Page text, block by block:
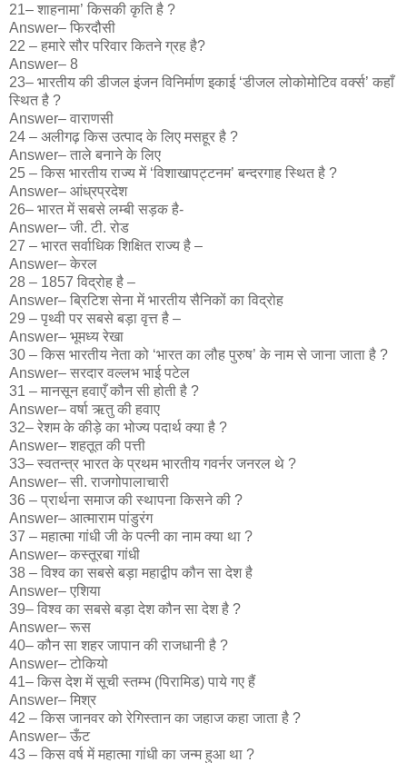
21– शाहनामा’ किसकी कृति है ?
Answer– फिरदौसी
22 – हमारे सौर परिवार कितने ग्रह है?
Answer– 8
23– भारतीय की डीजल इंजन विनिर्माण इकाई ‘डीजल लोकोमोटिव वर्क्स’ कहाँ
स्थित है ?
Answer– वाराणसी
24 – अलीगढ़ किस उत्पाद के लिए मसहूर है ?
Answer– ताले बनाने के लिए
25 – किस भारतीय राज्य में ‘विशाखापट्टनम’ बन्दरगाह स्थित है ?
Answer– आंध्रप्रदेश
26– भारत में सबसे लम्बी सड़क है-
Answer– जी. टी. रोड
27 – भारत सर्वाधिक शिक्षित राज्य है –
Answer– केरल
28 – 1857 विद्रोह है –
Answer– ब्रिटिश सेना में भारतीय सैनिकों का विद्रोह
29 – पृथ्वी पर सबसे बड़ा वृत्त है –
Answer– भूमध्य रेखा
30 – किस भारतीय नेता को ‘भारत का लौह पुरुष’ के नाम से जाना जाता है ?
Answer– सरदार वल्लभ भाई पटेल
31 – मानसून हवाएँ कौन सी होती है ?
Answer– वर्षा ऋतु की हवाए
32– रेशम के कीड़े का भोज्य पदार्थ क्या है ?
Answer– शहतूत की पत्ती
33– स्वतन्त्र भारत के प्रथम भारतीय गवर्नर जनरल थे ?
Answer– सी. राजगोपालाचारी
36 – प्रार्थना समाज की स्थापना किसने की ?
Answer– आत्माराम पांडुरंग
37 – महात्मा गांधी जी के पत्नी का नाम क्या था ?
Answer– कस्तूरबा गांधी
38 – विश्व का सबसे बड़ा महाद्वीप कौन सा देश है
Answer– एशिया
39– विश्व का सबसे बड़ा देश कौन सा देश है ?
Answer– रूस
40– कौन सा शहर जापान की राजधानी है ?
Answer– टोकियो
41– किस देश में सूची स्तम्भ (पिरामिड) पाये गए हैं
Answer– मिश्र
42 – किस जानवर को रेगिस्तान का जहाज कहा जाता है ?
Answer– ऊँट
43 – किस वर्ष में महात्मा गांधी का जन्म हुआ था ?